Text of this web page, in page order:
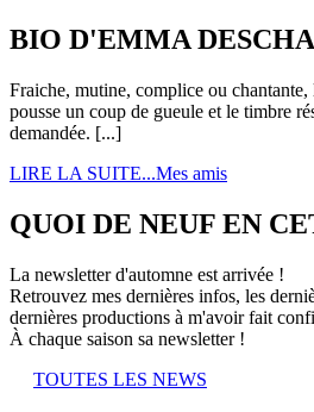
BIO D'EMMA
Fraiche, mutine, complice ou
pousse un coup de gueule et le timbre
demandée. [...]
LIRE LA SUITE...Mes amis
QUOI DE NEUF EN
La newsletter d'automne est arrivée !
Retrouvez mes dernières infos, les
dernières productions à m'avoir fait
À chaque saison sa newsletter !
TOUTES LES NEWS